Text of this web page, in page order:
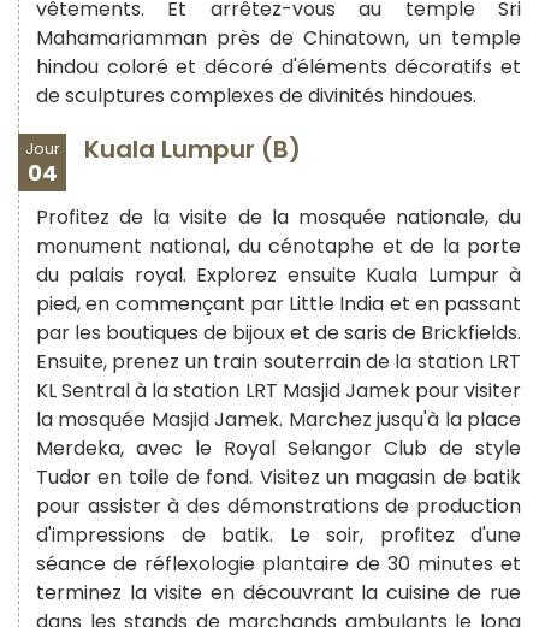
vêtements. Et arrêtez-vous au temple Sri
Mahamariamman près de Chinatown, un temple
hindou coloré et décoré d'éléments décoratifs et
de sculptures complexes de divinités hindoues.
Jour
04
Kuala Lumpur (B)
Profitez de la visite de la mosquée nationale, du
monument national, du cénotaphe et de la porte
du palais royal. Explorez ensuite Kuala Lumpur à
pied, en commençant par Little India et en passant
par les boutiques de bijoux et de saris de Brickfields.
Ensuite, prenez un train souterrain de la station LRT
KL Sentral à la station LRT Masjid Jamek pour visiter
la mosquée Masjid Jamek. Marchez jusqu'à la place
Merdeka, avec le Royal Selangor Club de style
Tudor en toile de fond. Visitez un magasin de batik
pour assister à des démonstrations de production
d'impressions de batik. Le soir, profitez d'une
séance de réflexologie plantaire de 30 minutes et
terminez la visite en découvrant la cuisine de rue